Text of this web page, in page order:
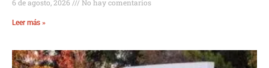
6 de agosto, 2026 No hay comentarios
Leer más »